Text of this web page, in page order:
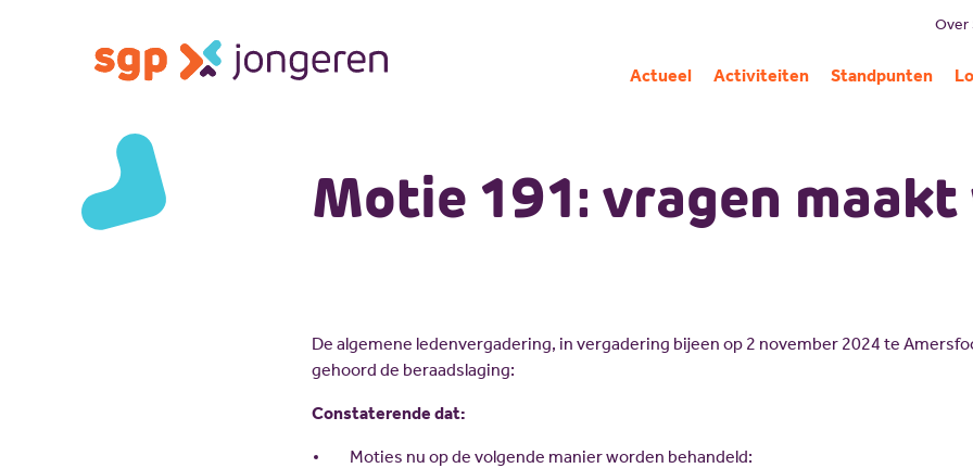
Over
Actueel Activiteiten Standpunten
Motie 191: vragen
De algemene ledenvergadering, in vergadering bijeen op 2 november 2024 te
gehoord de beraadslaging:
Constaterende dat:
Moties nu op de volgende manier worden behandeld: